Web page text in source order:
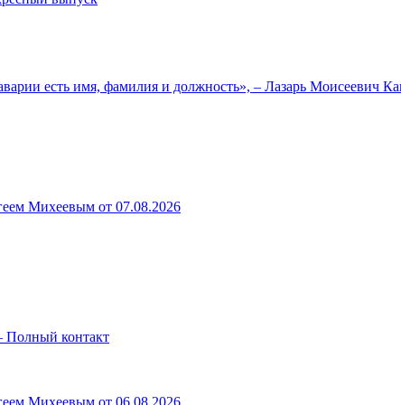
есть имя, фамилия и должность», – Лазарь Моисеевич
Михеевым от 07.08.2026
Полный контакт
Михеевым от 06.08.2026